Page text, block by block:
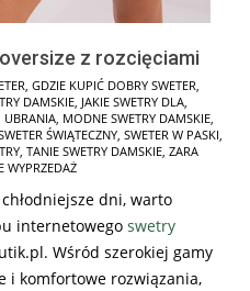
z rozcięciami
, GDZIE KUPIĆ DOBRY SWETER,
DAMSKIE, JAKIE SWETRY DLA,
UBRANIA, MODNE SWETRY DAMSKIE,
ŚWIĄTECZNY, SWETER W PASKI,
, TANIE SWETRY DAMSKIE, ZARA
WYPRZEDAŻ
dni, warto
internetowego swetry
Wśród szerokiej gamy
i komfortowe rozwiązania,